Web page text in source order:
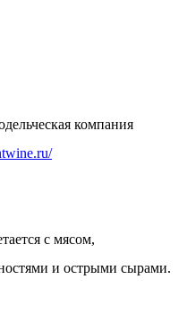
компания
с мясом,
и острыми сырами.